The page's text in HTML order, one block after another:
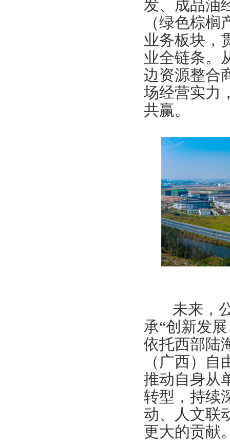
发、成品油
（绿色棕
业务板块，
业全链条。
边资源整合
场经营实力
共赢。
未来，公
承“创新发
依托西部陆
（广西）
推动自身从
转型，持续
动、人文联
更大的贡献